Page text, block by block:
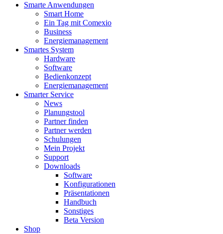
Smarte Anwendungen
Smart Home
Ein Tag mit Comexio
Business
Energiemanagement
Smartes System
Hardware
Software
Bedienkonzept
Energiemanagement
Smarter Service
News
Planungstool
Partner finden
Partner werden
Schulungen
Mein Projekt
Support
Downloads
Software
Konfigurationen
Präsentationen
Handbuch
Sonstiges
Beta Version
Shop